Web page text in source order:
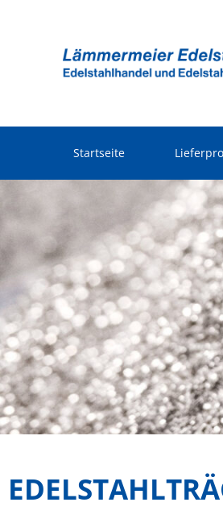
Startseite